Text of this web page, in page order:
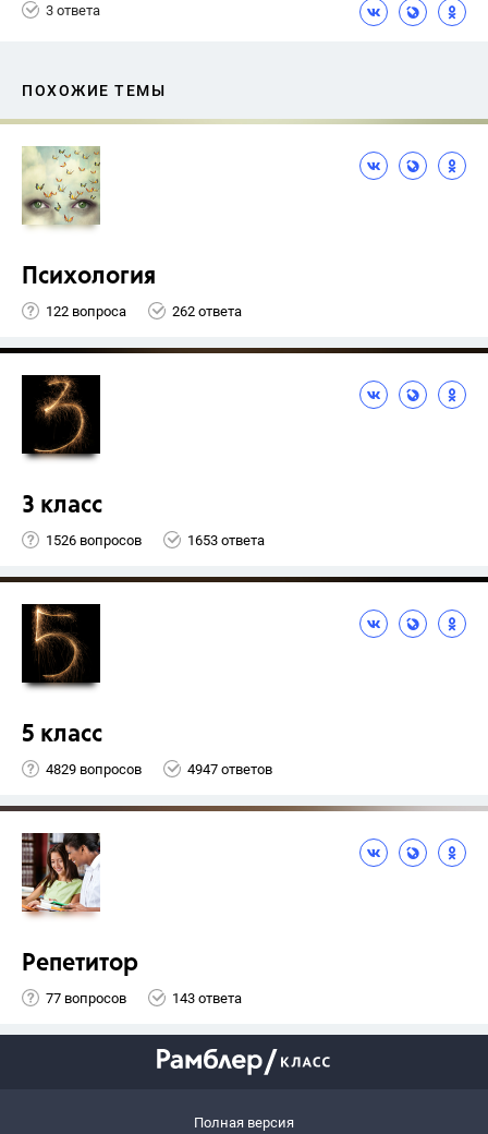
3 ответа
ПОХОЖИЕ ТЕМЫ
Психология
122 вопроса 262 ответа
3 класс
1526 вопросов 1653 ответа
5 класс
4829 вопросов 4947 ответов
Репетитор
77 вопросов 143 ответа
Полная версия